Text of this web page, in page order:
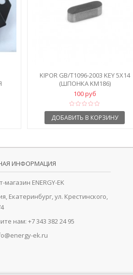
KIPOR GB/T1096-2003 KEY 5X14
(ШПОНКА KM186)
100 руб
ДОБАВИТЬ В КОРЗИНУ
ИНФОРМАЦИЯ
магазин ENERGY-EK
Екатеринбург, ул. Крестинского,
нам: +7 343 382 24 95
ek.ru